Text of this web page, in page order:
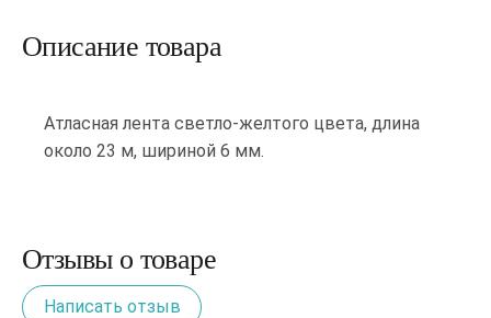
Описание товара
Атласная лента светло-желтого цвета, длина
около 23 м, шириной 6 мм.
Отзывы о товаре
Написать отзыв